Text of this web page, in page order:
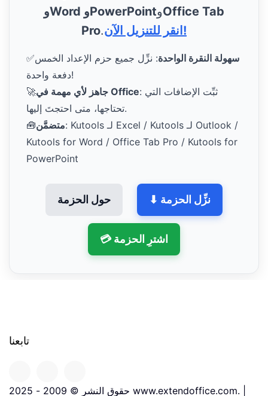
وWord وPowerPointوOffice Tab
Pro. انقر للتنزيل الآن!
✅ سهولة النقرة الواحدة: نزِّل جميع حزم الإعداد الخمس
دفعة واحدة!
🚀
جاهز لأي مهمة في Office: ثبِّت الإضافات التي
تحتاجها، متى احتجتَ إليها.
🧰متضمَّن: Kutools لـ Excel / Kutools لـ Outlook /
Kutools for Word / Office Tab Pro / Kutools for
PowerPoint
حول الحزمة ⬇ نزِّل الحزمة
💳 اشترِ الحزمة
تابعنا
حقوق النشر © 2009 - 2025 www.extendoffice.com. |